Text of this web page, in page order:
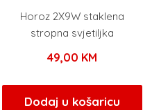
Horoz 2X9W staklena
stropna svjetiljka
49,00 KM
Dodaj u košaricu